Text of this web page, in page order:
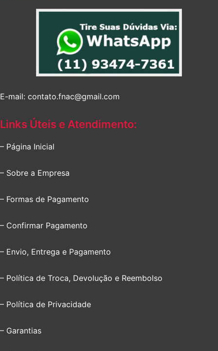
E-mail: contato.fnac@gmail.com
Links Úteis e Atendimento:
– Página Inicial
– Sobre a Empresa
– Formas de Pagamento
– Confirmar Pagamento
– Envio, Entrega e Pagamento
– Política de Troca, Devolução e Reembolso
– Política de Privacidade
– Garantias